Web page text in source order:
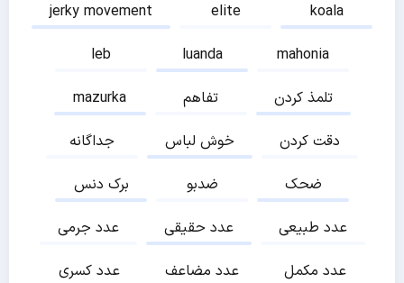
jerky movement
elite
koala
leb
luanda
mahonia
mazurka
تفاهم
تلمذ کردن
جداگانه
خوش لباس
دقت کردن
برک دنس
ضدبو
ضحک
عدد جرمی
عدد حقیقی
عدد طبیعی
عدد کسری
عدد مضاعف
عدد مکمل